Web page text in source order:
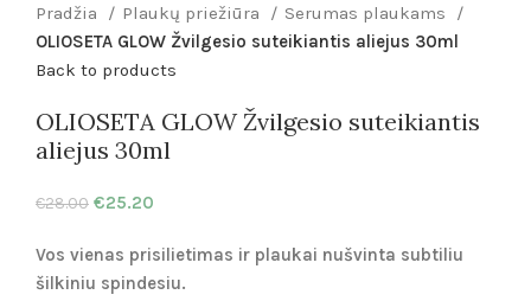
Pradžia
Plaukų priežiūra
Serumas plaukams
OLIOSETA GLOW Žvilgesio suteikiantis aliejus 30ml
Back to products
OLIOSETA GLOW Žvilgesio suteikiantis
aliejus 30ml
€28.00 €25.20
Vos vienas prisilietimas ir plaukai nušvinta subtiliu
šilkiniu spindesiu.